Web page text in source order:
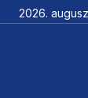
2026.